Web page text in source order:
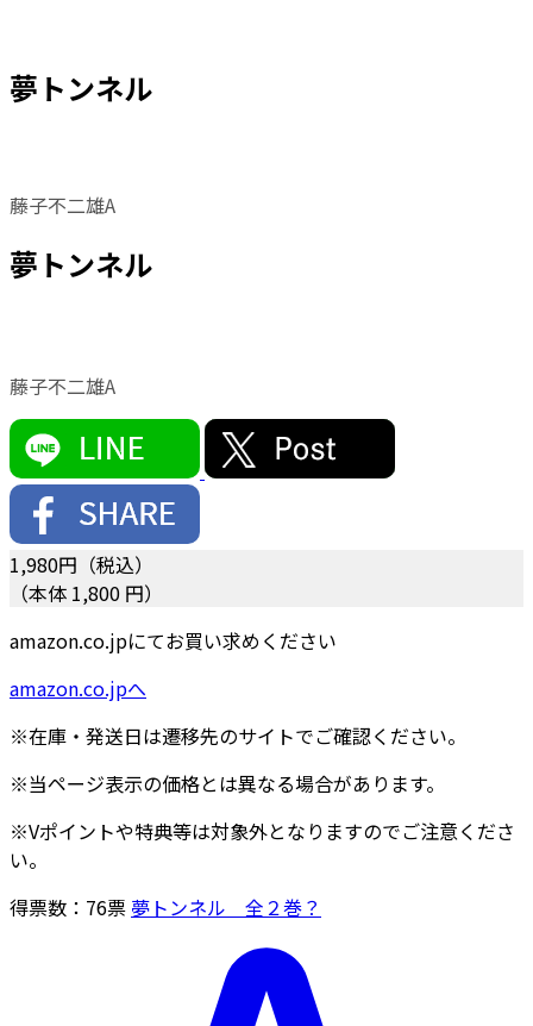
夢トンネル
藤子不二雄A
夢トンネル
藤子不二雄A
1,980円（税込）
（本体 1,800 円）
amazon.co.jpにてお買い求めください
amazon.co.jpへ
※在庫・発送日は遷移先のサイトでご確認ください。
※当ページ表示の価格とは異なる場合があります。
※Vポイントや特典等は対象外となりますのでご注意くださ
い。
得票数： 76票 夢トンネル 全２巻？